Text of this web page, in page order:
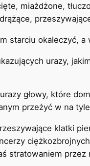
miażdżone,
starciu okaleczyć,
urazy,
głowy, które
przeżyć w na
klatki
stratowaniem